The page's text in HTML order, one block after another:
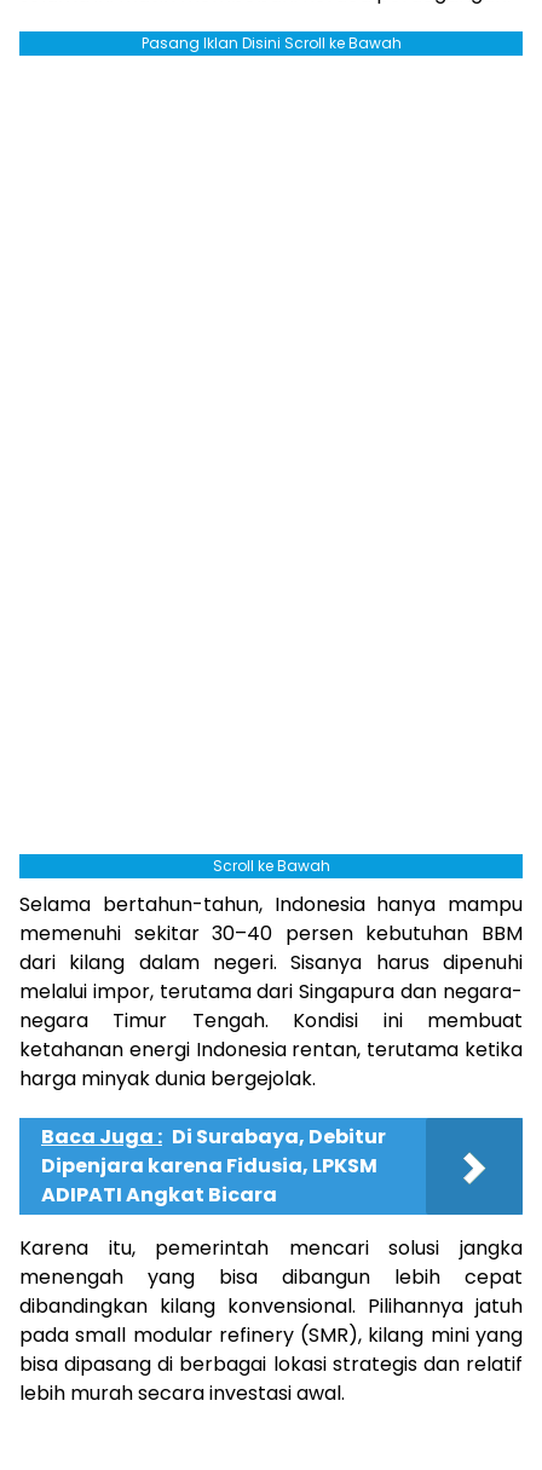
Pasang Iklan Disini Scroll ke Bawah
Scroll ke Bawah
Selama bertahun-tahun, Indonesia hanya mampu
memenuhi sekitar 30–40 persen kebutuhan BBM
dari kilang dalam negeri. Sisanya harus dipenuhi
melalui impor, terutama dari Singapura dan negara-
negara Timur Tengah. Kondisi ini membuat
ketahanan energi Indonesia rentan, terutama ketika
harga minyak dunia bergejolak.
Baca Juga : Di Surabaya, Debitur
Dipenjara karena Fidusia, LPKSM
ADIPATI Angkat Bicara
Karena itu, pemerintah mencari solusi jangka
menengah yang bisa dibangun lebih cepat
dibandingkan kilang konvensional. Pilihannya jatuh
pada small modular refinery (SMR), kilang mini yang
bisa dipasang di berbagai lokasi strategis dan relatif
lebih murah secara investasi awal.